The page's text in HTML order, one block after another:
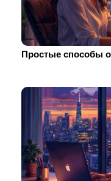
Простые способы